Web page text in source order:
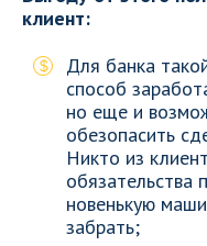
клиент:
Для банка
способ
но еще и
обезопасить
Никто из
обязательства
новенькую
забрать;